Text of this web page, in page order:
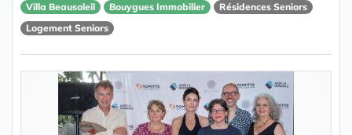
Villa Beausoleil Bouygues Immobilier
Résidences Seniors
Logement Seniors